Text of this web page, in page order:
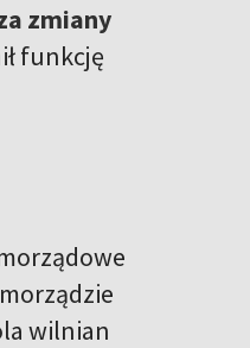
zmiany
funkcję
wilnian